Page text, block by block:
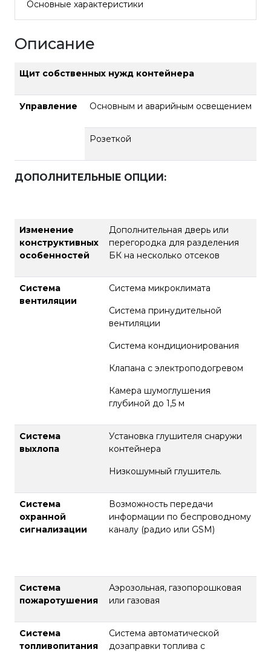
Основные характеристики
Описание
Щит собственных нужд контейнера
Управление Основным и аварийным освещением
Розеткой
ДОПОЛНИТЕЛЬНЫЕ ОПЦИИ:
Изменение
конструктивных
особенностей
Дополнительная дверь или
перегородка для разделения
БК на несколько отсеков
Система
вентиляции
Система микроклимата
Система принудительной
вентиляции
Система кондиционирования
Клапана с электроподогревом
Камера шумоглушения
глубиной до 1,5 м
Система
выхлопа
Установка глушителя снаружи
контейнера
Низкошумный глушитель.
Система
охранной
сигнализации
Возможность передачи
информации по беспроводному
каналу (радио или GSM)
Система
пожаротушения
Аэрозольная, газопорошковая
или газовая
Система
топливопитания
Система автоматической
дозаправки топлива с